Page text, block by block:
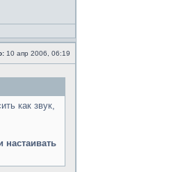
10 апр 2006, 06:19
как звук,
настаивать